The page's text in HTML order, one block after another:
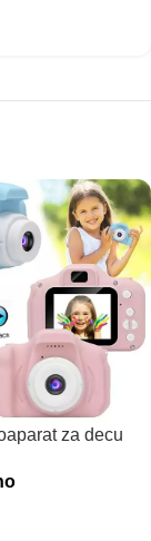
za decu